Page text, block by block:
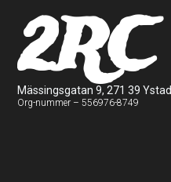
2RC
Mässingsgatan 9, 271 39 Ystad
Org-nummer – 556976-8749